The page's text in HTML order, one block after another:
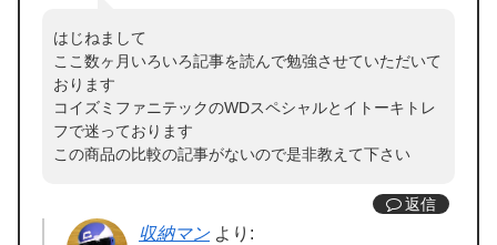
はじねまして
ここ数ヶ月いろいろ記事を読んで勉強させていただいて
おります
コイズミファニテックのWDスペシャルとイトーキトレ
フで迷っております
この商品の比較の記事がないので是非教えて下さい
返信
収納マン より: